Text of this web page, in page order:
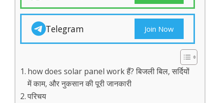
Telegram Join Now
how does solar panel work हैं? बिजली बिल, सर्दियों
में काम, और नुकसान की पूरी जानकारी
परिचय